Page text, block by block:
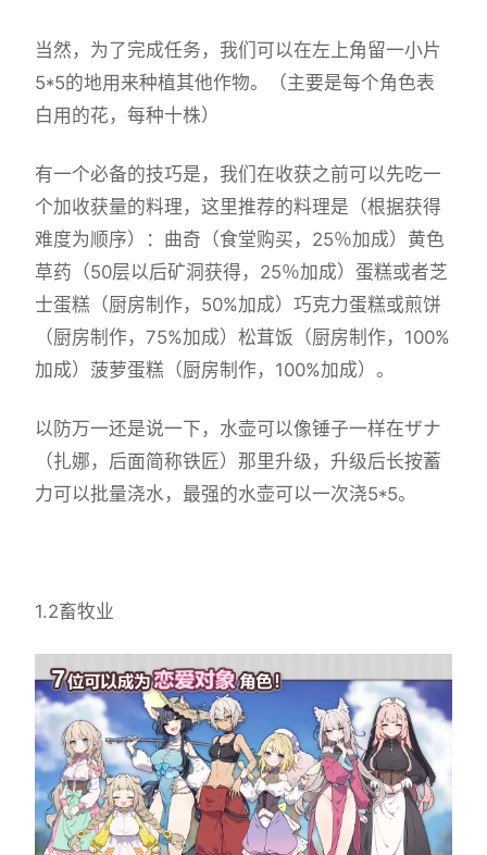
当然，为了完成任务，我们可以在左上角留一小片
5*5的地用来种植其他作物。（主要是每个角色表
白用的花，每种十株）
有一个必备的技巧是，我们在收获之前可以先吃一
个加收获量的料理，这里推荐的料理是（根据获得
难度为顺序）：曲奇（食堂购买，25％加成）黄色
草药（50层以后矿洞获得，25％加成）蛋糕或者芝
士蛋糕（厨房制作，50%加成）巧克力蛋糕或煎饼
（厨房制作，75%加成）松茸饭（厨房制作，100%
加成）菠萝蛋糕（厨房制作，100%加成）。
以防万一还是说一下，水壶可以像锤子一样在ザナ
（扎娜，后面简称铁匠）那里升级，升级后长按蓄
力可以批量浇水，最强的水壶可以一次浇5*5。
1.2畜牧业